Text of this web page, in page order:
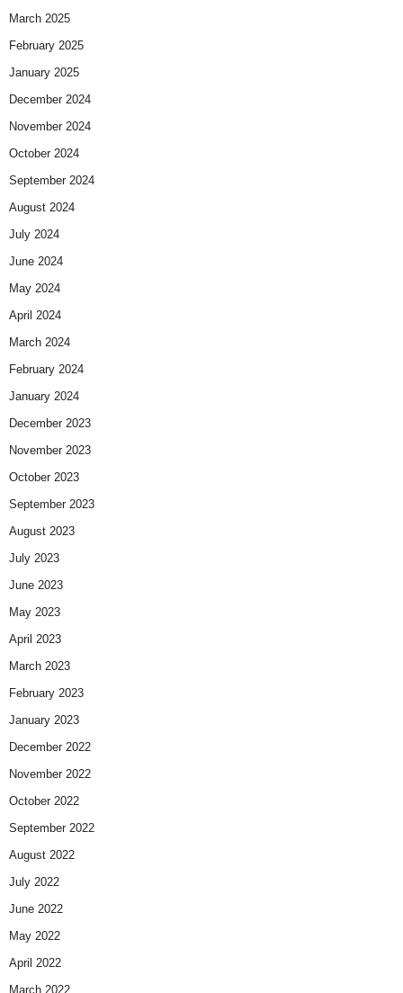
March 2025
February 2025
January 2025
December 2024
November 2024
October 2024
September 2024
August 2024
July 2024
June 2024
May 2024
April 2024
March 2024
February 2024
January 2024
December 2023
November 2023
October 2023
September 2023
August 2023
July 2023
June 2023
May 2023
April 2023
March 2023
February 2023
January 2023
December 2022
November 2022
October 2022
September 2022
August 2022
July 2022
June 2022
May 2022
April 2022
March 2022